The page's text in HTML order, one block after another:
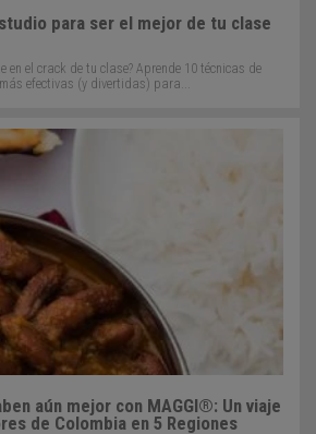
para ser el mejor de tu clase
en el crack de tu clase? Aprende 10 técnicas de
efectivas (y divertidas) para...
aún mejor con MAGGI®: Un viaje
de Colombia en 5 Regiones